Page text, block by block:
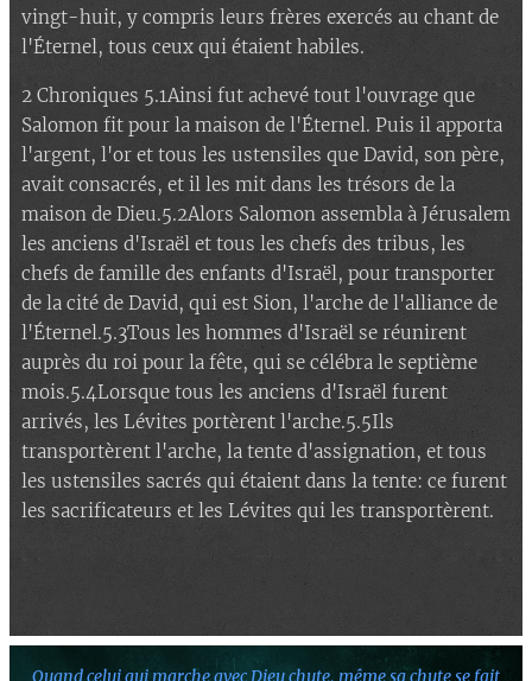
vingt-huit, y compris leurs frères exercés au chant de
l'Éternel, tous ceux qui étaient habiles.
2 Chroniques 5.1Ainsi fut achevé tout l'ouvrage que
Salomon fit pour la maison de l'Éternel. Puis il apporta
l'argent, l'or et tous les ustensiles que David, son père,
avait consacrés, et il les mit dans les trésors de la
maison de Dieu.5.2Alors Salomon assembla à Jérusalem
les anciens d'Israël et tous les chefs des tribus, les
chefs de famille des enfants d'Israël, pour transporter
de la cité de David, qui est Sion, l'arche de l'alliance de
l'Éternel.5.3Tous les hommes d'Israël se réunirent
auprès du roi pour la fête, qui se célébra le septième
mois.5.4Lorsque tous les anciens d'Israël furent
arrivés, les Lévites portèrent l'arche.5.5Ils
transportèrent l'arche, la tente d'assignation, et tous
les ustensiles sacrés qui étaient dans la tente: ce furent
les sacrificateurs et les Lévites qui les transportèrent.
Quand celui qui marche avec Dieu chute, même sa chute se fait